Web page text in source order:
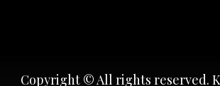
Copyright © All rights reserved.